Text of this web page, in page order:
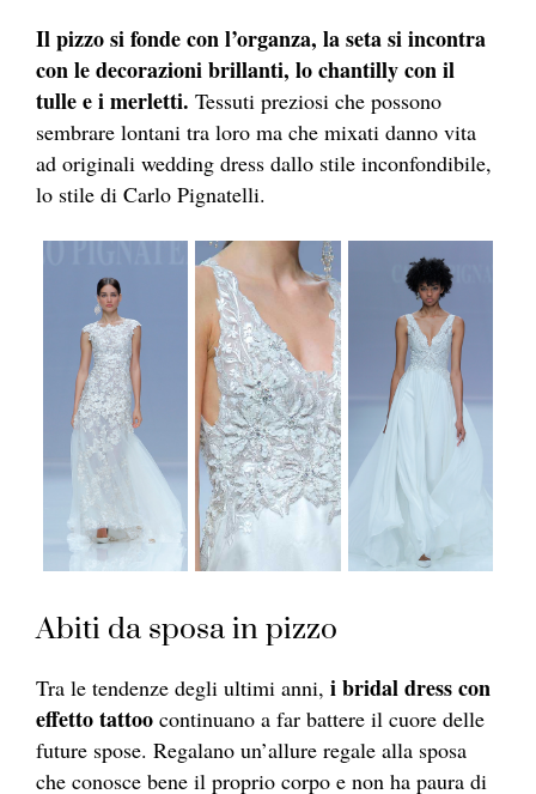
Il pizzo si fonde con l’organza, la seta si incontra
con le decorazioni brillanti, lo chantilly con il
tulle e i merletti. Tessuti preziosi che possono
sembrare lontani tra loro ma che mixati danno vita
ad originali wedding dress dallo stile inconfondibile,
lo stile di Carlo Pignatelli.
Abiti da sposa in pizzo
Tra le tendenze degli ultimi anni, i bridal dress con
effetto tattoo continuano a far battere il cuore delle
future spose. Regalano un’allure regale alla sposa
che conosce bene il proprio corpo e non ha paura di